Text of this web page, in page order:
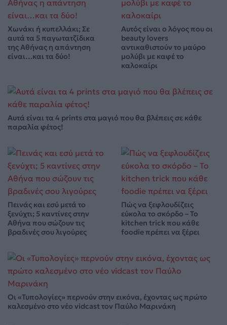
Χωνάκι ή κυπελλάκι; Σε
αυτά τα 5 παγωτατζίδικα
της Αθήνας η απάντηση
είναι…και τα δύο!
Αυτός είναι ο λόγος που οι
beauty lovers
αντικαθιστούν το μαύρο
μολύβι με καφέ το
καλοκαίρι
Αυτά είναι τα 4 prints στα μαγιό που θα βλέπεις σε κάθε
παραλία φέτος!
Πεινάς και εσύ μετά το
ξενύχτι; 5 καντίνες στην
Αθήνα που σώζουν τις
βραδινές σου λιγούρες
Πώς να ξεφλουδίζεις
εύκολα το σκόρδο – Το
kitchen trick που κάθε
foodie πρέπει να ξέρει
Οι «Τυπολογίες» περνούν στην εικόνα, έχοντας ως πρώτο
καλεσμένο στο νέο vidcast τον Παύλο Μαρινάκη